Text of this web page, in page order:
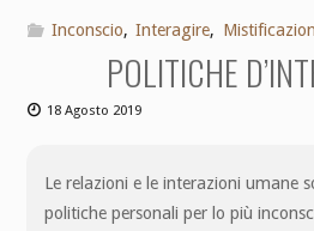
Inconscio, Interagire,
POLITICHE
18 Agosto 2019
Le relazioni e le interazioni umane
politiche personali per lo più